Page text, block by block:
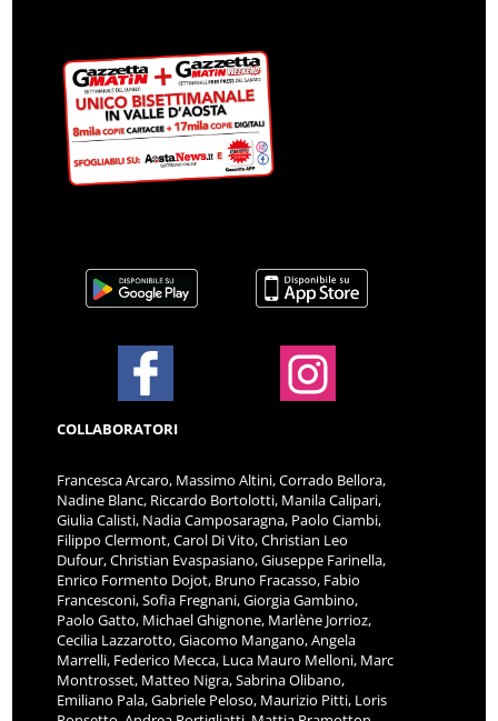
COLLABORATORI
Francesca Arcaro, Massimo Altini, Corrado Bellora,
Nadine Blanc, Riccardo Bortolotti, Manila Calipari,
Giulia Calisti, Nadia Camposaragna, Paolo Ciambi,
Filippo Clermont, Carol Di Vito, Christian Leo
Dufour, Christian Evaspasiano, Giuseppe Farinella,
Enrico Formento Dojot, Bruno Fracasso, Fabio
Francesconi, Sofia Fregnani, Giorgia Gambino,
Paolo Gatto, Michael Ghignone, Marlène Jorrioz,
Cecilia Lazzarotto, Giacomo Mangano, Angela
Marrelli, Federico Mecca, Luca Mauro Melloni, Marc
Montrosset, Matteo Nigra, Sabrina Olibano,
Emiliano Pala, Gabriele Peloso, Maurizio Pitti, Loris